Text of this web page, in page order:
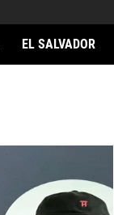
EL SALVADOR